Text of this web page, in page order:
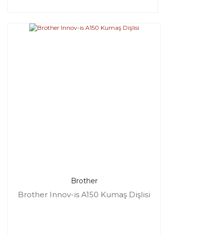
Brother
Brother Innov-is A150 Kumaş Dişlisi